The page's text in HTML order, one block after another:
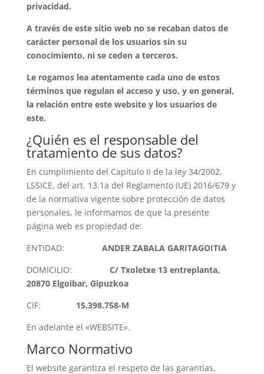
privacidad.
A través de este sitio web no se recaban datos de
carácter personal de los usuarios sin su
conocimiento, ni se ceden a terceros.
Le rogamos lea atentamente cada uno de estos
términos que regulan el acceso y uso, y en general,
la relación entre este website y los usuarios de
este.
¿Quién es el responsable del
tratamiento de sus datos?
En cumplimiento del Capítulo II de la ley 34/2002,
LSSICE, del art. 13.1a del Reglamento (UE) 2016/679 y
de la normativa vigente sobre protección de datos
personales, le informamos de que la presente
página web es propiedad de:
ENTIDAD: ANDER ZABALA GARITAGOITIA
DOMICILIO: C/ Txoletxe 13 entreplanta,
20870 Elgoibar, Gipuzkoa
CIF: 15.398.758-M
En adelante el «WEBSITE».
Marco Normativo
El website garantiza el respeto de las garantías,